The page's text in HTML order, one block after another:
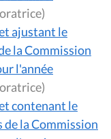
qu'oratrice)
ajustant le
la Commission
l'année
qu'oratrice)
contenant le
de la Commission